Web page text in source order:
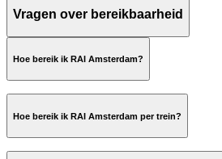
Vragen over bereikbaarheid
Hoe bereik ik RAI Amsterdam?
Hoe bereik ik RAI Amsterdam per trein?